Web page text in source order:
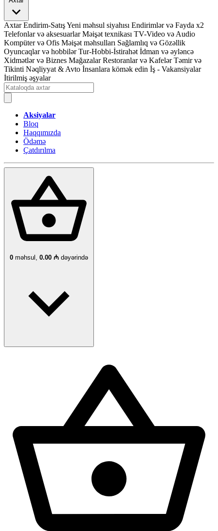
Axtar Endirim-SatışYeni məhsul siyahısı Endirimlər və Fayda x2
Telefonlar və aksesuarlar Məişət texnikası TV-Video və Audio
Kompüter və Ofis Məişət məhsulları Sağlamlıq və Gözəllik
Oyuncaqlar və hobbilər Tur-Hobbi-İstirahət İdman və əyləncə
Xidmətlər və Biznes Mağazalar Restoranlar və Kafelər Təmir və
Tikinti Nəqliyyat & Avto İnsanlara kömək edin İş - Vakansiyalar
İtirilmiş əşyalar
Aksiyalar
Bloq
Haqqımızda
Ödəmə
Çatdırılma
0 məhsul, 0.00 ₼ dəyərində